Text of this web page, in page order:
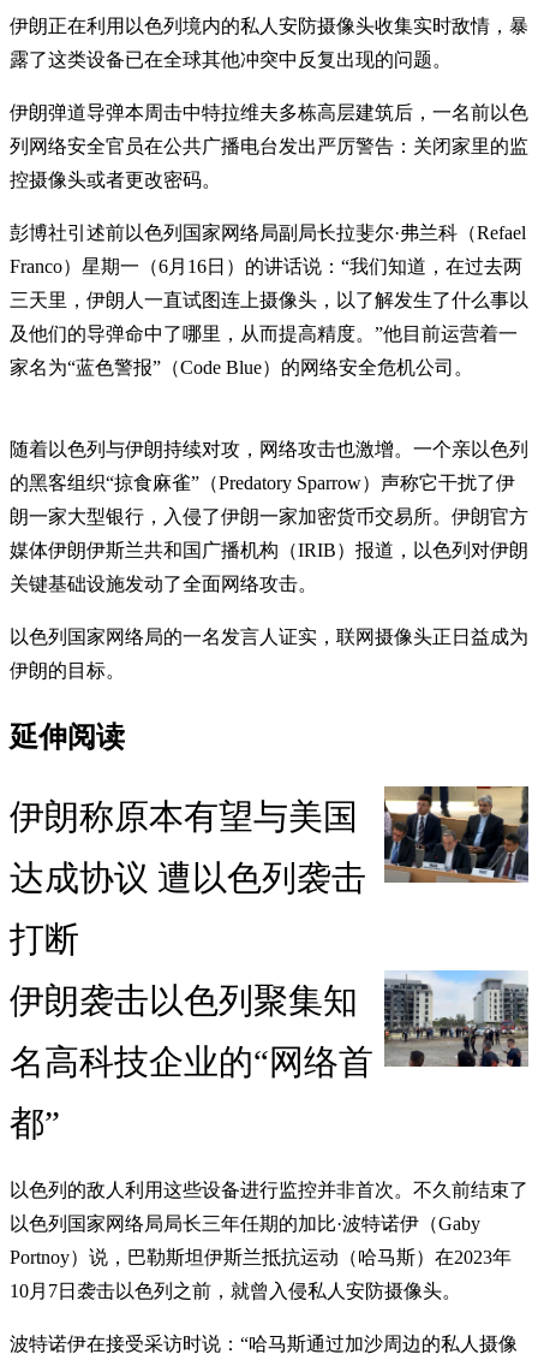
伊朗正在利用以色列境内的私人安防摄像头收集实时敌情，暴
露了这类设备已在全球其他冲突中反复出现的问题。
伊朗弹道导弹本周击中特拉维夫多栋高层建筑后，一名前以色
列网络安全官员在公共广播电台发出严厉警告：关闭家里的监
控摄像头或者更改密码。
彭博社引述前以色列国家网络局副局长拉斐尔·弗兰科（Refael
Franco）星期一（6月16日）的讲话说：“我们知道，在过去两
三天里，伊朗人一直试图连上摄像头，以了解发生了什么事以
及他们的导弹命中了哪里，从而提高精度。”他目前运营着一
家名为“蓝色警报”（Code Blue）的网络安全危机公司。
随着以色列与伊朗持续对攻，网络攻击也激增。一个亲以色列
的黑客组织“掠食麻雀”（Predatory Sparrow）声称它干扰了伊
朗一家大型银行，入侵了伊朗一家加密货币交易所。伊朗官方
媒体伊朗伊斯兰共和国广播机构（IRIB）报道，以色列对伊朗
关键基础设施发动了全面网络攻击。
以色列国家网络局的一名发言人证实，联网摄像头正日益成为
伊朗的目标。
延伸阅读
伊朗称原本有望与美国
达成协议 遭以色列袭击
打断
伊朗袭击以色列聚集知
名高科技企业的“网络首
都”
以色列的敌人利用这些设备进行监控并非首次。不久前结束了
以色列国家网络局局长三年任期的加比·波特诺伊（Gaby
Portnoy）说，巴勒斯坦伊斯兰抵抗运动（哈马斯）在2023年
10月7日袭击以色列之前，就曾入侵私人安防摄像头。
波特诺伊在接受采访时说：“哈马斯通过加沙周边的私人摄像